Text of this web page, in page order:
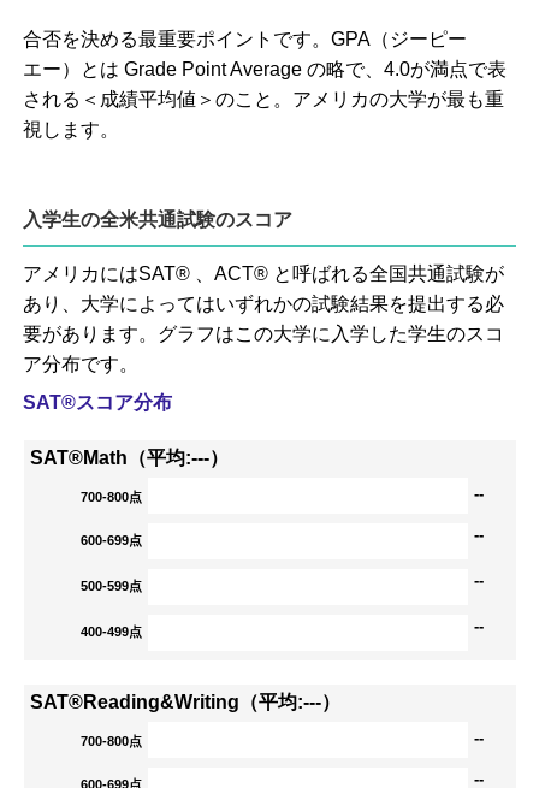
合否を決める最重要ポイントです。GPA（ジーピー
エー）とは Grade Point Average の略で、4.0が満点で表
される＜成績平均値＞のこと。アメリカの大学が最も重
視します。
入学生の全米共通試験のスコア
アメリカにはSAT® 、ACT® と呼ばれる全国共通試験が
あり、大学によってはいずれかの試験結果を提出する必
要があります。グラフはこの大学に入学した学生のスコ
ア分布です。
SAT®スコア分布
SAT®Math（平均:---）
700-800点 --
600-699点 --
500-599点 --
400-499点 --
SAT®Reading&Writing（平均:---）
700-800点 --
600-699点 --